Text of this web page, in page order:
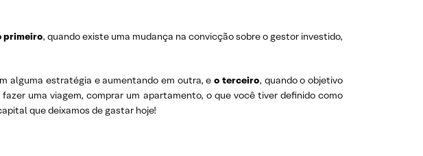
primeiro, quando existe uma mudança na convicção sobre o gestor investido,
alguma estratégia e aumentando em outra, eo terceiro, quando o objetivo
uma viagem, comprar um apartamento, o que você tiver definido como
que deixamos de gastar hoje!